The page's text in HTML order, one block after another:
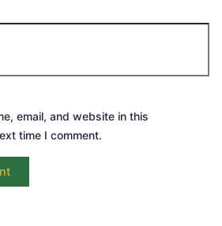
email, and website in this
time I comment.